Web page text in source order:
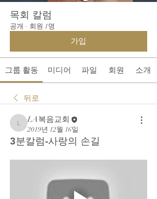
목회 칼럼
공개 · 회원 1명
가입
그룹 활동 미디어 파일 회원 소개
뒤로
LA복음교회
LA복음교회
2019년 12월 16일
3분칼럼-사랑의 손길